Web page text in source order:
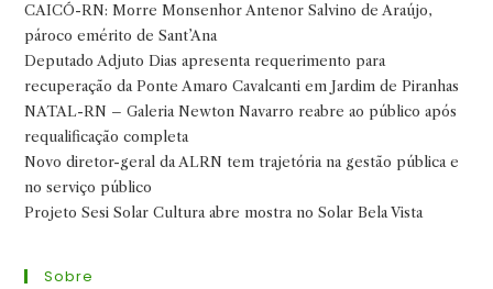
CAICÓ-RN: Morre Monsenhor Antenor Salvino de Araújo,
pároco emérito de Sant’Ana
Deputado Adjuto Dias apresenta requerimento para
recuperação da Ponte Amaro Cavalcanti em Jardim de Piranhas
NATAL-RN – Galeria Newton Navarro reabre ao público após
requalificação completa
Novo diretor-geral da ALRN tem trajetória na gestão pública e
no serviço público
Projeto Sesi Solar Cultura abre mostra no Solar Bela Vista
Sobre